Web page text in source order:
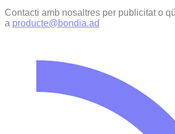
Contacti amb nosaltres per publicitat o
a producte@bondia.ad